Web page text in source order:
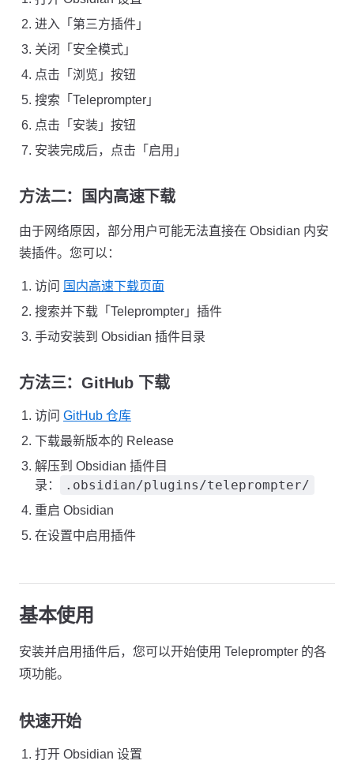
进入「第三方插件」
关闭「安全模式」
点击「浏览」按钮
搜索「Teleprompter」
点击「安装」按钮
安装完成后，点击「启用」
方法二：国内高速下载
由于网络原因，部分用户可能无法直接在 Obsidian 内安
装插件。您可以：
访问 国内高速下载页面
搜索并下载「Teleprompter」插件
手动安装到 Obsidian 插件目录
方法三：GitHub 下载
访问 GitHub 仓库
下载最新版本的 Release
解压到 Obsidian 插件目
录：
.obsidian/plugins/teleprompter/
重启 Obsidian
在设置中启用插件
基本使用
安装并启用插件后，您可以开始使用 Teleprompter 的各
项功能。
快速开始
打开 Obsidian 设置